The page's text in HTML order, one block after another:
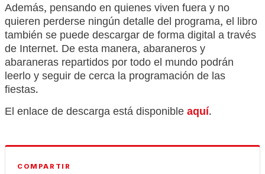
Además, pensando en quienes viven fuera y no
quieren perderse ningún detalle del programa, el libro
también se puede descargar de forma digital a través
de Internet. De esta manera, abaraneros y
abaraneras repartidos por todo el mundo podrán
leerlo y seguir de cerca la programación de las
fiestas.
El enlace de descarga está disponibleaquí.
COMPARTIR